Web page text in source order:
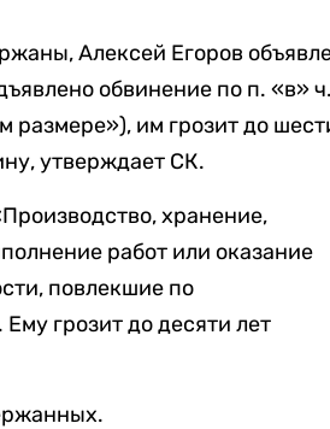
Алексей Егоров
обвинение по п. «в»
им грозит до
утверждает СК.
хранение,
работ или оказание
повлекшие по
грозит до десяти лет